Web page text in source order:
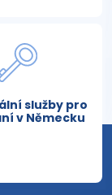
služby pro
v Německu